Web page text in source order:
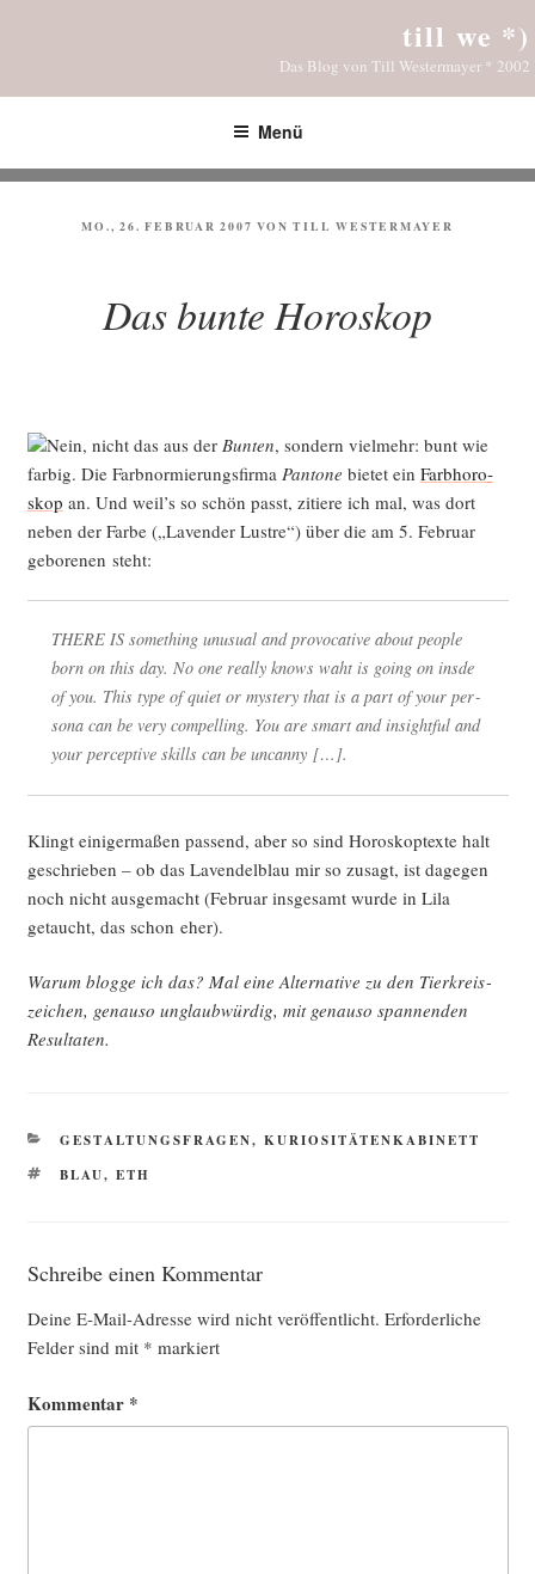
till we *)
Das Blog von Till Westermayer * 2002
Menü
VERÖFFENTLICHT
MO., 26. FEBRUAR 2007 VONTILL WESTERMAYER
Das bunte Horoskop
Nein, nicht das aus der Bun­ten, son­dern viel­mehr: bunt wie
far­big. Die Farb­nor­mie­rungs­fir­ma Pan­to­ne bie­tet ein Farb­ho­ro­
skop an. Und weil’s so schön passt, zitie­re ich mal, was dort
neben der Far­be („Laven­der Lust­re“) über die am 5. Febru­ar
gebo­re­nen steht:
THERE IS some­thing unu­su­al and pro­vo­ca­ti­ve about peo­p­le
born on this day. No one real­ly knows waht is going on ins­de
of you. This type of quiet or mys­tery that is a part of your per­
so­na can be very com­pel­ling. You are smart and insightful and
your per­cep­ti­ve skills can be uncanny […].
Klingt eini­ger­ma­ßen pas­send, aber so sind Horo­sko­p­tex­te halt
geschrie­ben – ob das Laven­del­blau mir so zusagt, ist dage­gen
noch nicht aus­ge­macht (Febru­ar ins­ge­samt wur­de in Lila
getaucht, das schon eher).
War­um blog­ge ich das? Mal eine Alter­na­ti­ve zu den Tier­kreis­
zei­chen, genau­so unglaub­wür­dig, mit genau­so span­nen­den
Resultaten.
KATEGORIEN
GESTALTUNGSFRAGEN, KURIOSITÄTENKABINETT
SCHLAGWÖRTER
BLAU, ETH
Schreibe einen Kommentar
Deine E-Mail-Adresse wird nicht veröffentlicht. Erforderliche
Felder sind mit * markiert
Kommentar *